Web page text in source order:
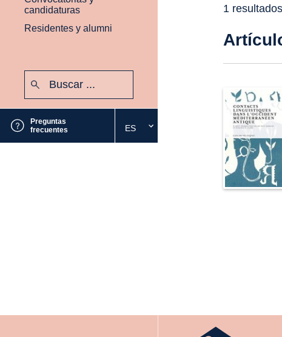
candidaturas
Residentes y alumni
Preguntas
frecuentes
Seleccione
el
ES
1